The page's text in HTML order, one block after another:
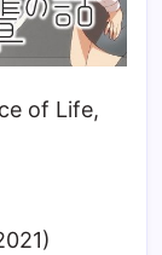
of Life,